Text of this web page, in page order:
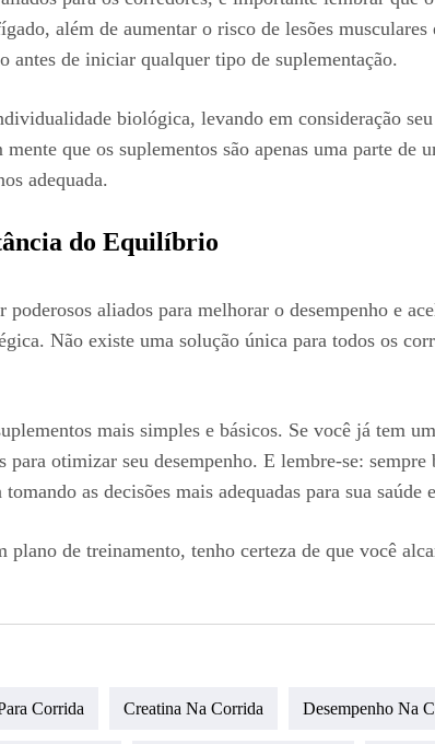
além de aumentar o risco de lesões
de iniciar qualquer tipo de suplementação.
biológica, levando em consideração
que os suplementos são apenas uma parte
adequada.
do Equilíbrio
poderosos aliados para melhorar o desempenho e
Não existe uma solução única para todos os
mais simples e básicos. Se você já tem
para otimizar seu desempenho. E lembre-se:
as decisões mais adequadas para sua saúde
de treinamento, tenho certeza de que você
Corrida Creatina Na Corrida Desempenho Na